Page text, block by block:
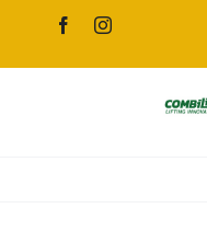
FacebookInstagram